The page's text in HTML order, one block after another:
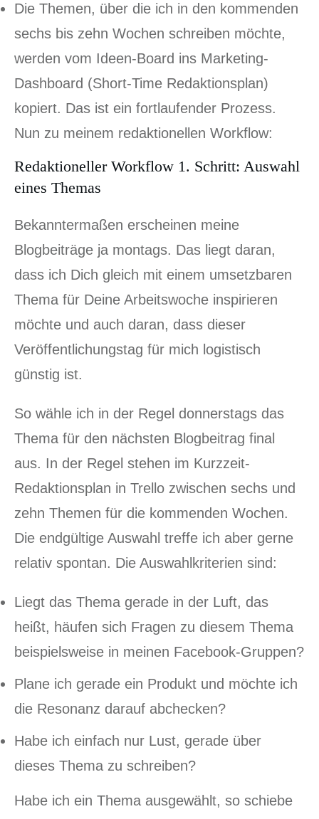
Die Themen, über die ich in den kommenden
sechs bis zehn Wochen schreiben möchte,
werden vom Ideen-Board ins Marketing-
Dashboard (Short-Time Redaktionsplan)
kopiert. Das ist ein fortlaufender Prozess.
Nun zu meinem redaktionellen Workflow:
Redaktioneller Workflow 1. Schritt: Auswahl
eines Themas
Bekanntermaßen erscheinen meine
Blogbeiträge ja montags. Das liegt daran,
dass ich Dich gleich mit einem umsetzbaren
Thema für Deine Arbeitswoche inspirieren
möchte und auch daran, dass dieser
Veröffentlichungstag für mich logistisch
günstig ist.
So wähle ich in der Regel donnerstags das
Thema für den nächsten Blogbeitrag final
aus. In der Regel stehen im Kurzzeit-
Redaktionsplan in Trello zwischen sechs und
zehn Themen für die kommenden Wochen.
Die endgültige Auswahl treffe ich aber gerne
relativ spontan. Die Auswahlkriterien sind:
Liegt das Thema gerade in der Luft, das
heißt, häufen sich Fragen zu diesem Thema
beispielsweise in meinen Facebook-Gruppen?
Plane ich gerade ein Produkt und möchte ich
die Resonanz darauf abchecken?
Habe ich einfach nur Lust, gerade über
dieses Thema zu schreiben?
Habe ich ein Thema ausgewählt, so schiebe